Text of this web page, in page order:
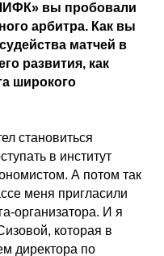
вы пробовали
арбитра. Как вы
матчей в
развития, как
широкого
становиться
в институт
А потом так
меня пригласили
организатора. И я
которая в
директора по